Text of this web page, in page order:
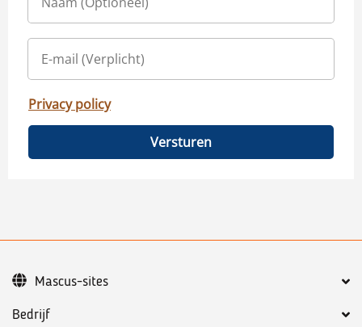
Privacy policy
Versturen
Bedrijf
Mascus-sites